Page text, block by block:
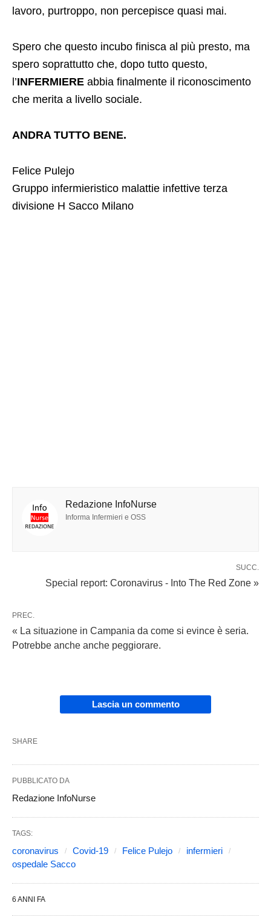
lavoro, purtroppo, non percepisce quasi mai.
Spero che questo incubo finisca al più presto, ma
spero soprattutto che, dopo tutto questo,
l’INFERMIERE abbia finalmente il riconoscimento
che merita a livello sociale.
ANDRA TUTTO BENE.
Felice Pulejo
Gruppo infermieristico malattie infettive terza
divisione H Sacco Milano
Redazione InfoNurse
Informa Infermieri e OSS
SUCC.
Special report: Coronavirus - Into The Red Zone »
PREC.
« La situazione in Campania da come si evince è seria.
Potrebbe anche anche peggiorare.
Lascia un commento
SHARE
PUBBLICATO DA
Redazione InfoNurse
TAGS:
coronavirus Covid-19 Felice Pulejo
infermieri
ospedale Sacco
6 ANNI FA